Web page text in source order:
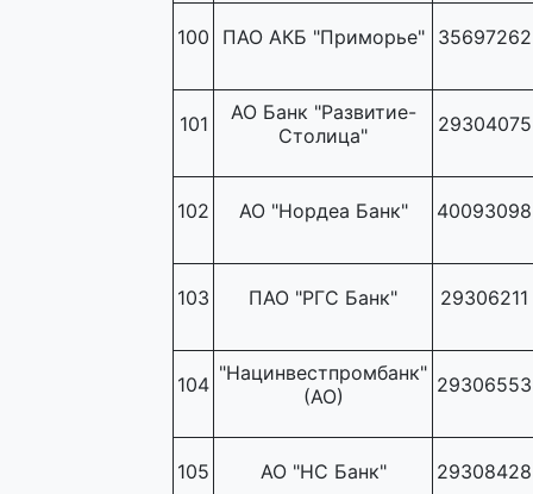
100 ПАО АКБ "Приморье" 35697262
101
АО Банк "Развитие-
Столица"
29304075
102 АО "Нордеа Банк" 40093098
103 ПАО "РГС Банк" 29306211
104 "Нацинвестпромбанк"
(АО)
29306553
105 АО "НС Банк" 29308428